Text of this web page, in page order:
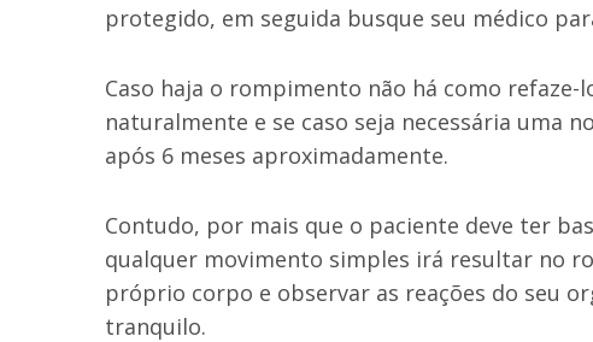
protegido, em seguida busque seu médico
Caso haja o rompimento não há como
naturalmente e se caso seja necessária uma
após 6 meses aproximadamente.
Contudo, por mais que o paciente deve ter
qualquer movimento simples irá resultar no
próprio corpo e observar as reações do seu
tranquilo.